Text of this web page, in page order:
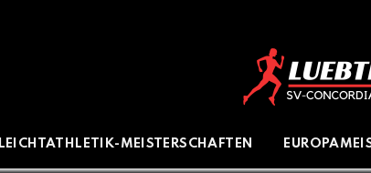
LEICHTATHLETIK-MEISTERSCHAFTEN